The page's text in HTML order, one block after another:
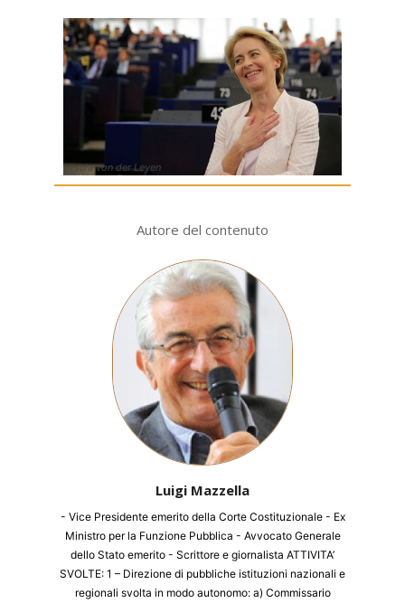
Ursula von der Leyen
Autore del contenuto
Luigi Mazzella
- Vice Presidente emerito della Corte Costituzionale - Ex
Ministro per la Funzione Pubblica - Avvocato Generale
dello Stato emerito - Scrittore e giornalista ATTIVITA’
SVOLTE: 1 – Direzione di pubbliche istituzioni nazionali e
regionali svolta in modo autonomo: a) Commissario